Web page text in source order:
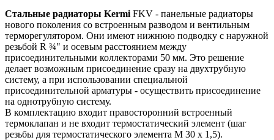
Стальные радиаторы Kermi FKV - панельные радиаторы
нового поколения со встроенным разводом и вентильным
терморегулятором. Они имеют нижнюю подводку с наружной
резьбой R ¾" и осевым расстоянием между
присоединительными коллекторами 50 мм. Это решение
делает возможным присоединение сразу на двухтрубную
систему, а при использовании специальной
присоединительной арматуры - осуществить присоединение
на однотрубную систему.
В комплектацию входит правосторонний встроенный
термоклапан и не входит термостатический элемент (шаг
резьбы для термостатического элемента М 30 х 1,5).